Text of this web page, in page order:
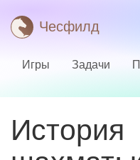
Чесфилд
Игры Задачи
История